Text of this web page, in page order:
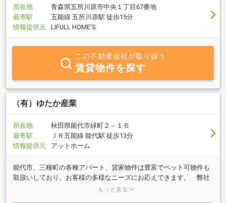
所在地
青森県五所川原市中央１丁目67番地
最寄駅
五能線 五所川原駅 徒歩15分
情報提供元
LIFULL HOME'S
この不動産会社が取り扱う
賃貸物件を探す
（有）ゆたか産業
所在地
秋田県能代市緑町２－１６
最寄駅
ＪＲ五能線 能代駅 徒歩13分
情報提供元
アットホーム
能代市、三種町の各種アパート、貸家物件は豊富でペット可物件も
取扱いしており、お客様の多様なニーズにお応えできます。 弊社
仲介の賃貸住宅は入居しやすいように低額の初期費用にしておりま
もっと見る